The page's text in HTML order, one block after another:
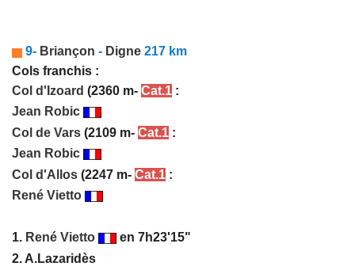
9- Briançon - Digne 217 km
Cols franchis :
Col d'Izoard (2360 m- Cat.1 :
Jean Robic
Col de Vars (2109 m- Cat.1 :
Jean Robic
Col d'Allos (2247 m- Cat.1 :
René Vietto
1. René Vietto
en 7h23'15"
2. A.Lazaridès